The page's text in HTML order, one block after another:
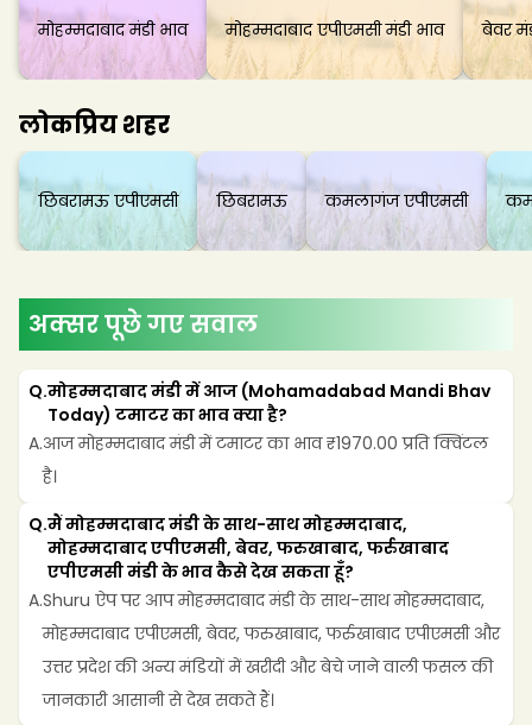
मोहम्मदाबाद मंडी भाव मोहम्मदाबाद एपीएमसी मंडी भाव बेवर
लोकप्रिय शहर
छिबरामऊ एपीएमसी छिबरामऊ कमलागंज एपीएमसी
अक्सर पूछे गए सवाल
Q.मोहम्मदाबाद मंडी में आज (Mohamadabad Mandi Bhav
Today) टमाटर का भाव क्या है?
A.आज मोहम्मदाबाद मंडी में टमाटर का भाव ₹1970.00 प्रति क्विंटल
है।
Q.मैं मोहम्मदाबाद मंडी के साथ-साथ मोहम्मदाबाद,
मोहम्मदाबाद एपीएमसी, बेवर, फरुखाबाद, फर्रुखाबाद
एपीएमसी मंडी के भाव कैसे देख सकता हूँ?
A.Shuru ऐप पर आप मोहम्मदाबाद मंडी के साथ-साथ मोहम्मदाबाद,
मोहम्मदाबाद एपीएमसी, बेवर, फरुखाबाद, फर्रुखाबाद एपीएमसी और
उत्तर प्रदेश की अन्य मंडियों में खरीदी और बेचे जाने वाली फसल की
जानकारी आसानी से देख सकते हैं।